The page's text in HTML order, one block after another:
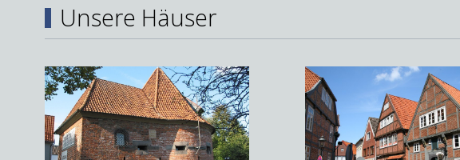
Unsere Häuser